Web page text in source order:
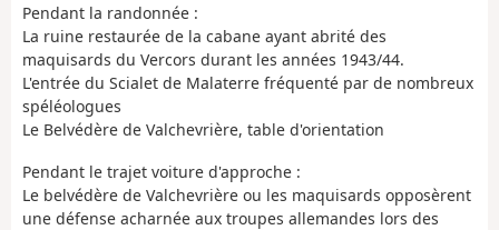
Pendant la randonnée :
La ruine restaurée de la cabane ayant abrité des
maquisards du Vercors durant les années 1943/44.
L'entrée du Scialet de Malaterre fréquenté par de nombreux
spéléologues
Le Belvédère de Valchevrière, table d'orientation
Pendant le trajet voiture d'approche :
Le belvédère de Valchevrière ou les maquisards opposèrent
une défense acharnée aux troupes allemandes lors des